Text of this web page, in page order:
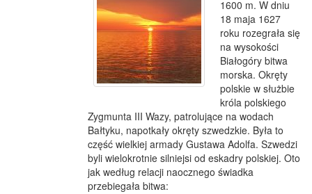
1600 m. W dniu
18 maja 1627
roku rozegrała się
na wysokości
Białogóry bitwa
morska. Okręty
polskie w służbie
króla polskiego
Zygmunta III Wazy, patrolujące na wodach
Bałtyku, napotkały okręty szwedzkie. Była to
część wielkiej armady Gustawa Adolfa. Szwedzi
byli wielokrotnie silniejsi od eskadry polskiej. Oto
jak według relacji naocznego świadka
przebiegała bitwa: